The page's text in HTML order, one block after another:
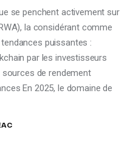
se penchent activement sur
la considérant comme
puissantes :
par les investisseurs
de rendement
En 2025, le domaine de